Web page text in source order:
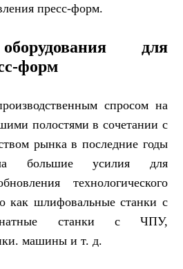
пресс-форм.
для
форм
спросом на
полостями в сочетании с
рынка в последние годы
большие усилия для
технологического
как шлифовальные станки с
станки с ЧПУ,
машины и т. д.